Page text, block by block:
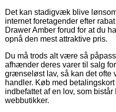
Det kan stadigvæk blive
internet foretagender efter
Drawer Amber forud for at du
opnå den mest attraktive pris.
Du må trods alt være så
afhænder deres varer til salg
grænseløst lav, så kan det ofte
handler. Køb med
indbefattet af en lov, som
webbutikker.